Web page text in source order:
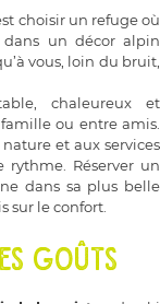
choisir un refuge où
un décor alpin
vous, loin du bruit,
chaleureux et
ou entre amis.
et aux services
Réserver un
dans sa plus belle
sur le confort.
GOÛTS